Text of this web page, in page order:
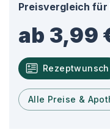
Preisvergleich für
ab 3,99
Rezeptwunsch
Alle Preise &